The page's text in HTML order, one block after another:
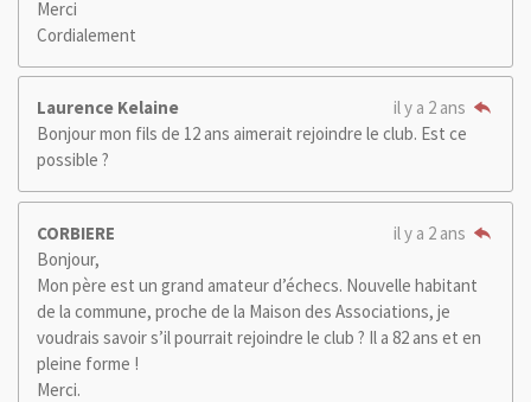
Merci
Cordialement
Laurence Kelaine
il y a 2 ans
Bonjour mon fils de 12 ans aimerait rejoindre le club. Est ce
possible ?
CORBIERE
il y a 2 ans
Bonjour,
Mon père est un grand amateur d’échecs. Nouvelle habitant
de la commune, proche de la Maison des Associations, je
voudrais savoir s’il pourrait rejoindre le club ? Il a 82 ans et en
pleine forme !
Merci.